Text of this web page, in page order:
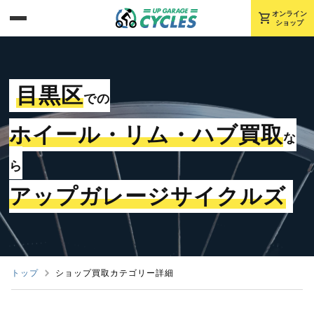
shopping_cart オンライン
ショップ
目黒区での
ホイール・リム・ハブ買取な
ら
アップガレージサイクルズ
トップ ショップ買取カテゴリー詳細